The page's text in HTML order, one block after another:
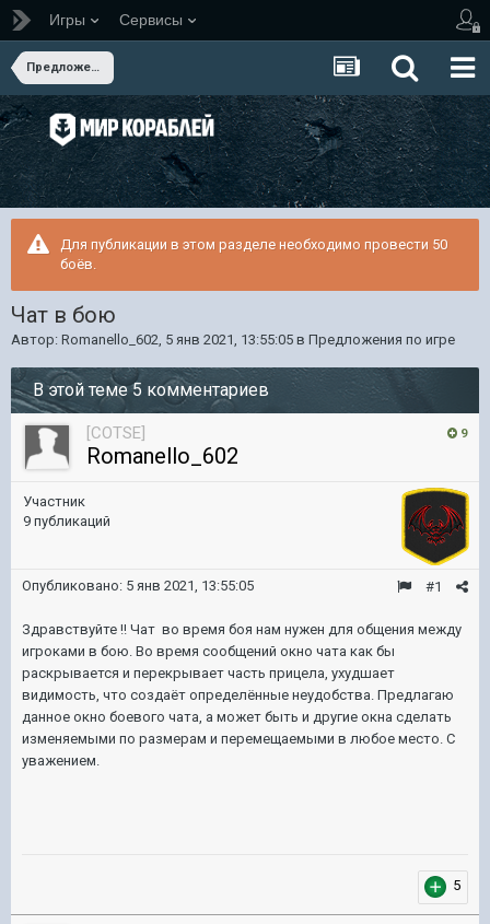
Игры Сервисы
Предложения по игре
Для публикации в этом разделе необходимо провести 50
боёв.
Чат в бою
Автор: Romanello_602, 5 янв 2021, 13:55:05 в Предложения по игре
В этой теме 5 комментариев
9
[COTSE]
Romanello_602
Участник
9 публикаций
#1
Опубликовано: 5 янв 2021, 13:55:05
Здравствуйте !! Чат во время боя нам нужен для общения между
игроками в бою. Во время сообщений окно чата как бы
раскрывается и перекрывает часть прицела, ухудшает
видимость, что создаёт определённые неудобства. Предлагаю
данное окно боевого чата, а может быть и другие окна сделать
изменяемыми по размерам и перемещаемыми в любое место. С
уважением.
5